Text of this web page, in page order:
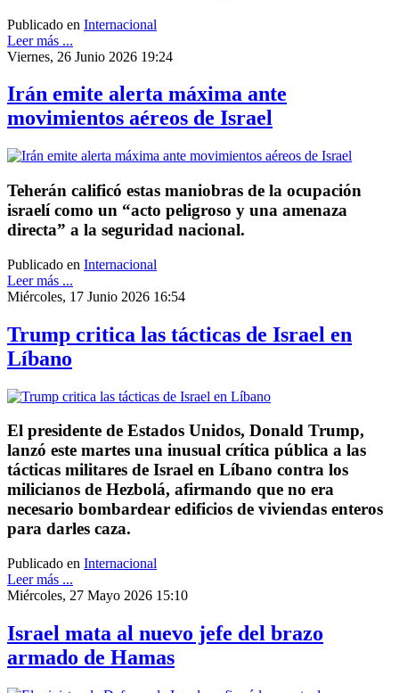
Publicado en Internacional
Leer más ...
Viernes, 26 Junio 2026 19:24
Irán emite alerta máxima ante
movimientos aéreos de Israel
Teherán calificó estas maniobras de la ocupación
israelí como un “acto peligroso y una amenaza
directa” a la seguridad nacional.
Publicado en Internacional
Leer más ...
Miércoles, 17 Junio 2026 16:54
Trump critica las tácticas de Israel en
Líbano
El presidente de Estados Unidos, Donald Trump,
lanzó este martes una inusual crítica pública a las
tácticas militares de Israel en Líbano contra los
milicianos de Hezbolá, afirmando que no era
necesario bombardear edificios de viviendas enteros
para darles caza.
Publicado en Internacional
Leer más ...
Miércoles, 27 Mayo 2026 15:10
Israel mata al nuevo jefe del brazo
armado de Hamas